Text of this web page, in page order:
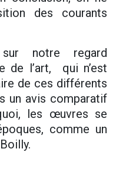
des courants
notre regard
de l’art, qui n’est
de ces différents
un avis comparatif
les œuvres se
comme un